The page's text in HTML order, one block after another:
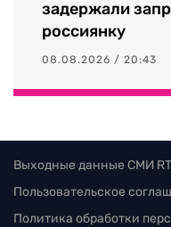
задержали
россиянку
08.08.2026 / 20:43
Выходные данные СМИ
Пользовательское
Политика обработки